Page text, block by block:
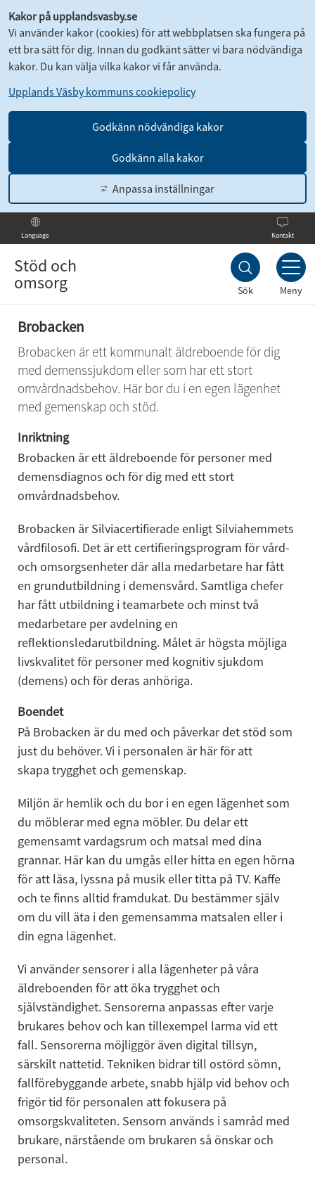
Kakor på upplandsvasby.se
Vi använder kakor (cookies) för att webbplatsen ska fungera på
ett bra sätt för dig. Innan du godkänt sätter vi bara nödvändiga
kakor. Du kan välja vilka kakor vi får använda.
Upplands Väsby kommuns cookiepolicy
Godkänn nödvändiga kakor
Godkänn alla kakor
Anpassa inställningar
Till
innehållet
Language Kontakt
Stöd och
omsorg Sök Meny
Brobacken
Brobacken är ett kommunalt äldreboende för dig
med demenssjukdom eller som har ett stort
omvårdnadsbehov. Här bor du i en egen lägenhet
med gemenskap och stöd.
Inriktning
Brobacken är ett äldreboende för personer med
demensdiagnos och för dig med ett stort
omvårdnadsbehov.
Brobacken är Silviacertifierade enligt Silviahemmets
vårdfilosofi. Det är ett certifieringsprogram för vård-
och omsorgsenheter där alla medarbetare har fått
en grundutbildning i demensvård. Samtliga chefer
har fått utbildning i teamarbete och minst två
medarbetare per avdelning en
reflektionsledarutbildning. Målet är högsta möjliga
livskvalitet för personer med kognitiv sjukdom
(demens) och för deras anhöriga.
Boendet
På Brobacken är du med och påverkar det stöd som
just du behöver. Vi i personalen är här för att
skapa trygghet och gemenskap.
Miljön är hemlik och du bor i en egen lägenhet som
du möblerar med egna möbler. Du delar ett
gemensamt vardagsrum och matsal med dina
grannar. Här kan du umgås eller hitta en egen hörna
för att läsa, lyssna på musik eller titta på TV. Kaffe
och te finns alltid framdukat. Du bestämmer själv
om du vill äta i den gemensamma matsalen eller i
din egna lägenhet.
Vi använder sensorer i alla lägenheter på våra
äldreboenden för att öka trygghet och
självständighet. Sensorerna anpassas efter varje
brukares behov och kan tillexempel larma vid ett
fall. Sensorerna möjliggör även digital tillsyn,
särskilt nattetid. Tekniken bidrar till ostörd sömn,
fallförebyggande arbete, snabb hjälp vid behov och
frigör tid för personalen att fokusera på
omsorgskvaliteten. Sensorn används i samråd med
brukare, närstående om brukaren så önskar och
personal.